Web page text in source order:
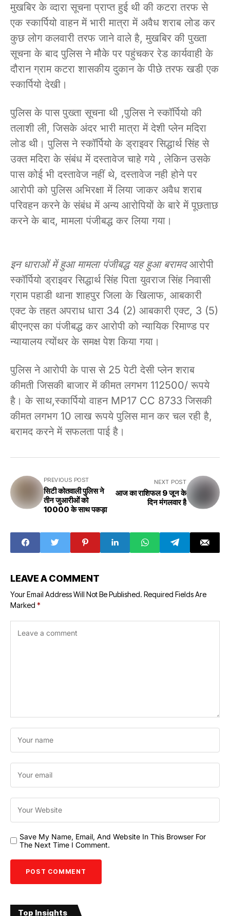
मुखबिर के व्दारा सूचना प्राप्त हुई थी की कटरा तरफ से
एक स्कार्पियो वाहन में भारी मात्रा में अवैध शराब लोड कर
कुछ लोग कलवारी तरफ जाने वाले है, मुखबिर की पुख्ता
सूचना के बाद पुलिस ने मौके पर पहुंचकर रेड कार्यवाही के
दौरान ग्राम कटरा शासकीय दुकान के पीछे तरफ खडी एक
स्कार्पियो देखी।
पुलिस के पास पुख्ता सूचना थी ,पुलिस ने स्कॉर्पियो की
तलाशी ली, जिसके अंदर भारी मात्रा में देशी प्लेन मदिरा
लोड थी। पुलिस ने स्कॉर्पियो के ड्राइवर सिद्धार्थ सिंह से
उक्त मदिरा के संबंध में दस्तावेज चाहे गये , लेकिन उसके
पास कोई भी दस्तावेज नहीं थे, दस्तावेज नही होने पर
आरोपी को पुलिस अभिरक्षा में लिया जाकर अवैध शराब
परिवहन करने के संबंध में अन्य आरोपियों के बारे में पूछताछ
करने के बाद, मामला पंजीबद्ध कर लिया गया।
इन धाराओं में हुआ मामला पंजीबद्ध यह हुआ बरामदआरोपी
स्कॉर्पियो ड्राइवर सिद्धार्थ सिंह पिता युवराज सिंह निवासी
ग्राम पहाडी थाना शाहपुर जिला के खिलाफ, आबकारी
एक्ट के तहत अपराध धारा 34 (2) आबकारी एक्ट, 3 (5)
बीएनएस का पंजीबद्ध कर आरोपी को न्यायिक रिमाण्ड पर
न्यायालय त्योंथर के समक्ष पेश किया गया।
पुलिस ने आरोपी के पास से 25 पेटी देसी प्लेन शराब
कीमती जिसकी बाजार में कीमत लगभग 112500/ रूपये
है। के साथ,स्कार्पियो वाहन MP17 CC 8733 जिसकी
कीमत लगभग 10 लाख रूपये पुलिस मान कर चल रही है,
बरामद करने में सफलता पाई है।
PREVIOUS POST
सिटी कोतवाली पुलिस ने
तीन जुआरीओं को
10000 के साथ पकड़ा
NEXT POST
आज का राशिफल 9 जून के
दिन मंगलवार है
LEAVE A COMMENT
Your Email Address Will Not Be Published. Required Fields Are
Marked *
Save My Name, Email, And Website In This Browser For
The Next Time I Comment.
Top Insights